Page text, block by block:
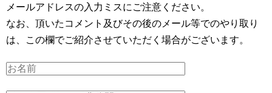
メールアドレスの入力ミスにご注意ください。
なお、頂いたコメント及びその後のメール等でのやり取り
は、この欄でご紹介させていただく場合がございます。